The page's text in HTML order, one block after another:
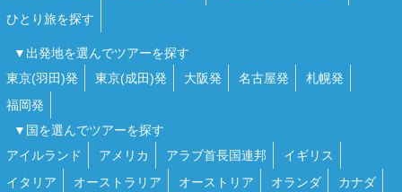
ひとり旅を探す
▼出発地を選んでツアーを探す
東京(羽田)発
東京(成田)発 大阪発 名古屋発
札幌発
福岡発
▼国を選んでツアーを探す
アイルランド
アメリカ アラブ首長国連邦
イギリス
イタリア
オーストラリア オーストリア オランダ カナダ